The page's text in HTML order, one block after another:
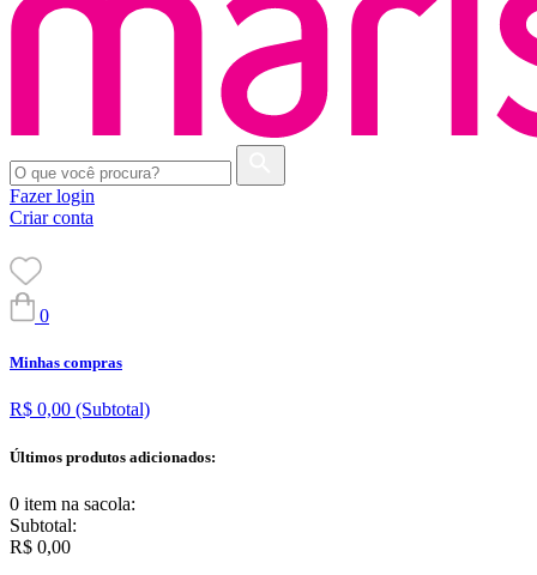
Fazer login
Criar conta
0
Minhas compras
R$ 0,00 (Subtotal)
Últimos produtos adicionados:
0 item na sacola:
Subtotal:
R$ 0,00